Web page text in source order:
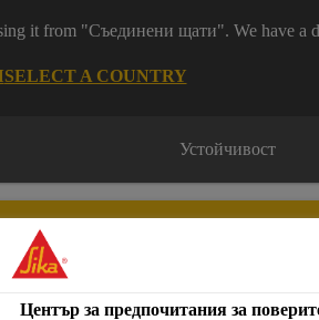
it from "Съединени щати". We have a
SELECT A COUNTRY
Устойчивост
Център за предпочитания за